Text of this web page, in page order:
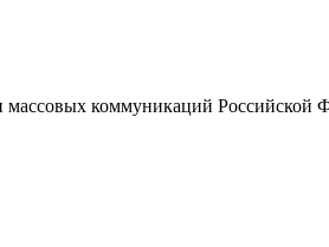
коммуникаций Российской